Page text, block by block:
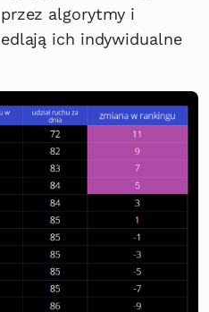
algorytmy i
ich indywidualne